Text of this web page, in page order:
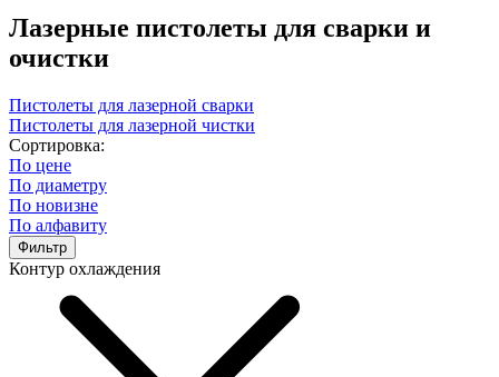
Лазерные пистолеты для сварки и
очистки
Пистолеты для лазерной сварки
Пистолеты для лазерной чистки
Сортировка:
По цене
По диаметру
По новизне
По алфавиту
Фильтр
Контур охлаждения